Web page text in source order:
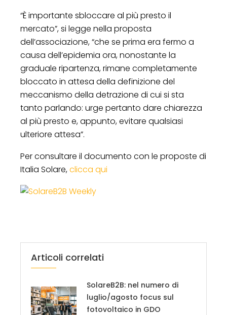
“È importante sbloccare al più presto il
mercato”, si legge nella proposta
dell’associazione, “che se prima era fermo a
causa dell’epidemia ora, nonostante la
graduale ripartenza, rimane completamente
bloccato in attesa della definizione del
meccanismo della detrazione di cui si sta
tanto parlando: urge pertanto dare chiarezza
al più presto e, appunto, evitare qualsiasi
ulteriore attesa”.
Per consultare il documento con le proposte di
Italia Solare,clicca qui
Articoli correlati
SolareB2B: nel numero di
luglio/agosto focus sul
fotovoltaico in GDO